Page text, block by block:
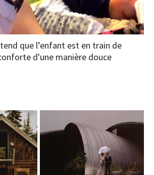
que l’enfant est en train de
d'une manière douce